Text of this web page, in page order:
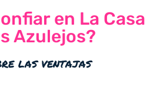
en La Casa
Azulejos?
las ventajas